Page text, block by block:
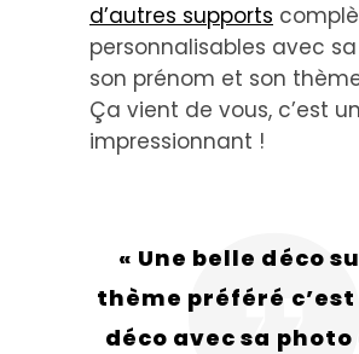
d’autres supports
personnalisables avec
son prénom et son
Ça vient de vous, c’est
impressionnant !
« Une belle déco
thème préféré c’est
déco avec sa photo